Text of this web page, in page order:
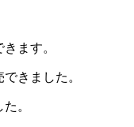
ます。
きました。
。